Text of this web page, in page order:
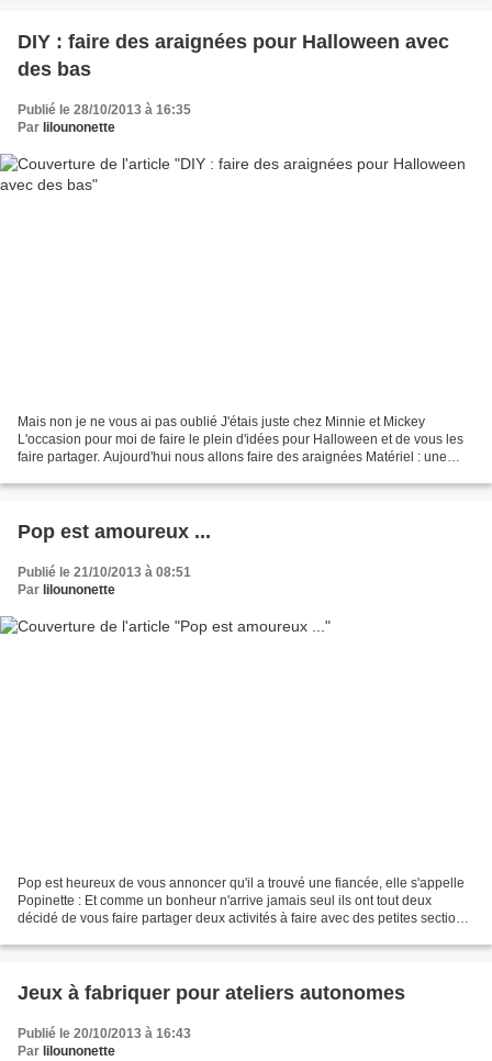
DIY : faire des araignées pour Halloween avec
des bas
Publié le 28/10/2013 à 16:35
Par lilounonette
Mais non je ne vous ai pas oublié J'étais juste chez Minnie et Mickey
L'occasion pour moi de faire le plein d'idées pour Halloween et de vous les
faire partager. Aujourd'hui nous allons faire des araignées Matériel : une
Pop est amoureux ...
Publié le 21/10/2013 à 08:51
Par lilounonette
Pop est heureux de vous annoncer qu'il a trouvé une fiancée, elle s'appelle
Popinette : Et comme un bonheur n'arrive jamais seul ils ont tout deux
décidé de vous faire partager deux activités à faire avec des petites sections
Jeux à fabriquer pour ateliers autonomes
Publié le 20/10/2013 à 16:43
Par lilounonette